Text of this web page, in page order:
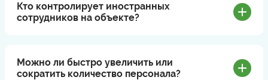
Кто контролирует иностранных
сотрудников на объекте?
Можно ли быстро увеличить или
сократить количество персонала?